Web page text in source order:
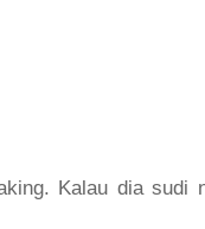
Kalau dia sudi